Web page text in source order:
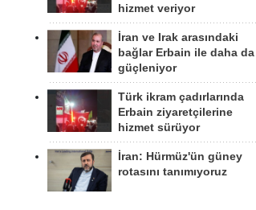
hizmet veriyor
İran ve Irak arasındaki
bağlar Erbain ile daha da
güçleniyor
Türk ikram çadırlarında
Erbain ziyaretçilerine
hizmet sürüyor
İran: Hürmüz'ün güney
rotasını tanımıyoruz